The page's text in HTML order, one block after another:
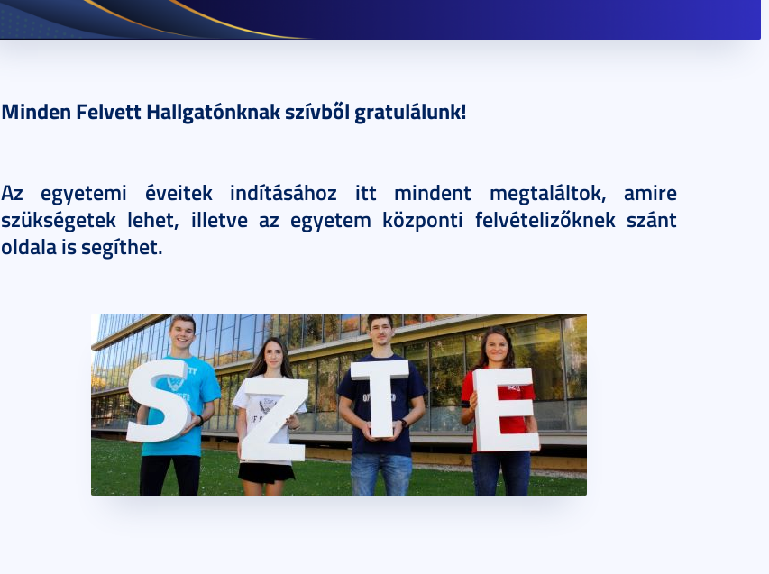
Minden Felvett Hallgatónknak szívből gratulálunk!
Az egyetemi éveitek indításához itt mindent megtaláltok, amire
szükségetek lehet, illetve az egyetem központi felvételizőknek szánt
oldala is segíthet.